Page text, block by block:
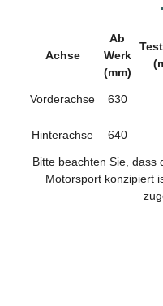
Achse
Ab
Werk
(mm)
Vorderachse 630
Hinterachse 640
Bitte beachten Sie, dass
Motorsport konzipiert